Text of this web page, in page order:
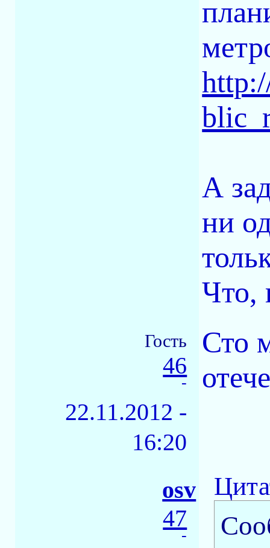
А
ни
Что,
Гость
46
-
22.11.2012 -
16:20
Сто
osv
47
-